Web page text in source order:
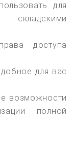
для
доступа
для вас
возможности
полной